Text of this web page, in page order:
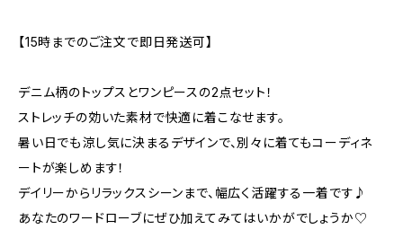
【15時までのご注文で即日発送可】
デニム柄のトップスとワンピースの2点セット！
ストレッチの効いた素材で快適に着こなせます。
暑い日でも涼し気に決まるデザインで、別々に着てもコーディネ
ートが楽しめます！
デイリーからリラックスシーンまで、幅広く活躍する一着です♪
あなたのワードローブにぜひ加えてみてはいかがでしょうか♡